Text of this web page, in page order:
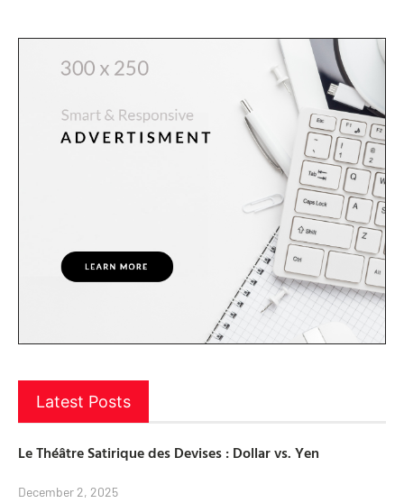
Latest Posts
Le Théâtre Satirique des Devises : Dollar vs. Yen
December 2, 2025